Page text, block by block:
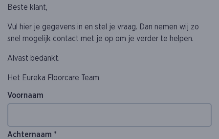
Beste klant,
Vul hier je gegevens in en stel je vraag. Dan nemen wij zo
snel mogelijk contact met je op om je verder te helpen.
Alvast bedankt.
Het Eureka Floorcare Team
Voornaam
Achternaam *